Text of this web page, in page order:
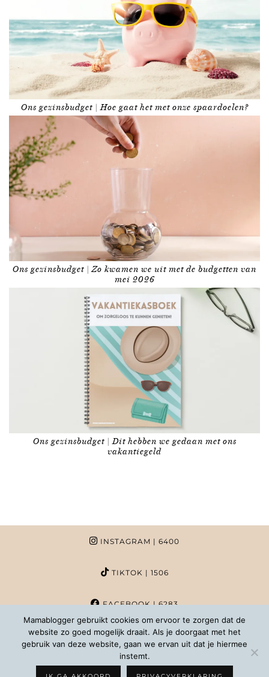
Ons gezinsbudget | Hoe gaat het met onze spaardoelen?
Ons gezinsbudget | Zo kwamen we uit met de budgetten van
mei 2026
Ons gezinsbudget | Dit hebben we gedaan met ons
vakantiegeld
INSTAGRAM | 6400
TIKTOK | 1506
FACEBOOK| 6283
PINTEREST | 1020
Mamablogger gebruikt cookies om ervoor te zorgen dat de
website zo goed mogelijk draait. Als je doorgaat met het
gebruik van deze website, gaan we ervan uit dat je hiermee
instemt.